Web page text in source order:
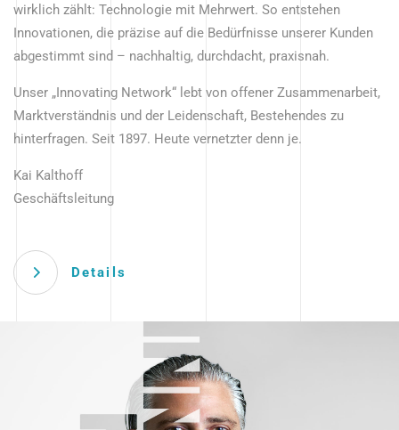
wirklich zählt: Technologie mit Mehrwert. So entstehen
Innovationen, die präzise auf die Bedürfnisse unserer Kunden
abgestimmt sind – nachhaltig, durchdacht, praxisnah.
Unser „Innovating Network“ lebt von offener Zusammenarbeit,
Marktverständnis und der Leidenschaft, Bestehendes zu
hinterfragen. Seit 1897. Heute vernetzter denn je.
Kai Kalthoff
Geschäftsleitung
Details